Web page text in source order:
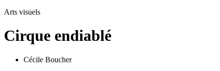
Arts visuels
Cirque endiablé
Cécile Boucher